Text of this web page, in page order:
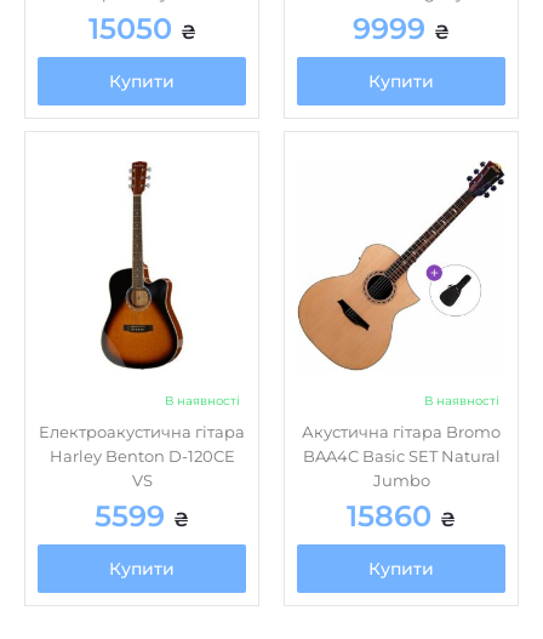
В наявності
Harley Benton D-120CE
VS
5599
Купити
В наявності
BAA4C Basic SET Natural
15860₴
Купити
Про Music house
Магазин “Music House” засновано в 2017 році з
метою створення унікального простору для
музичних ентузіастів та професіоналів. Це було